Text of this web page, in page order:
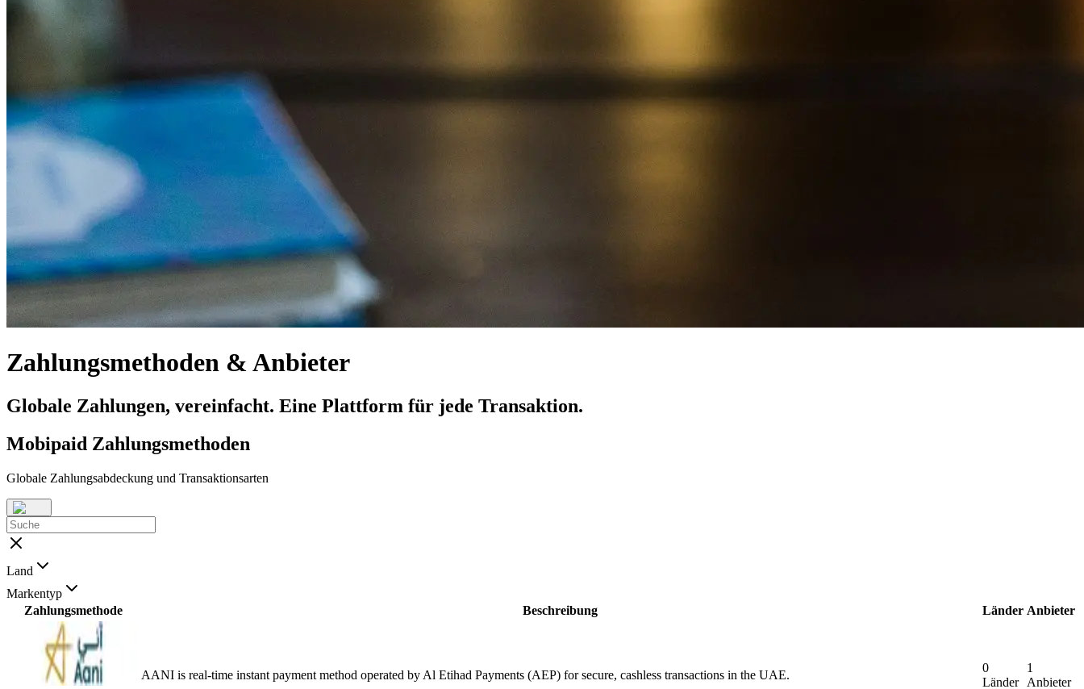
Zahlungsmethoden & Anbieter
Globale Zahlungen, vereinfacht. Eine Plattform für jede Transaktion.
Mobipaid Zahlungsmethoden
Globale Zahlungsabdeckung und Transaktionsarten
Land
Markentyp
Zahlungsmethode
Beschreibung Länder Anbieter
AANI is real-time instant payment method operated by Al Etihad Payments (AEP) for secure, cashless transactions in the UAE.
0
Länder
1
Anbieter